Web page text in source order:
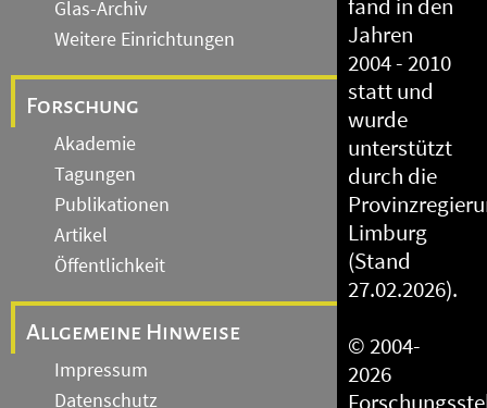
Glas-Archiv
Weitere Einrichtungen
Forschung
Akademie
Tagungen
Publikationen
Artikel
Öffentlichkeit
Allgemeine Hinweise
Impressum
Datenschutz
fand in den
Jahren
2004 - 2010
statt und
wurde
unterstützt
durch die
Limburg
(Stand
27.02.2026).
© 2004-
2026